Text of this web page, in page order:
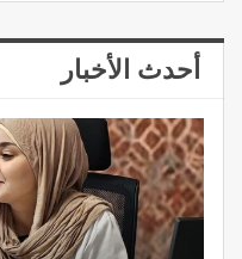
أحدث الأخبار